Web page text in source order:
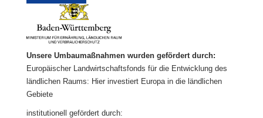
Unsere Umbaumaßnahmen wurden gefördert durch:
Europäischer Landwirtschaftsfonds für die Entwicklung des
ländlichen Raums: Hier investiert Europa in die ländlichen
Gebiete
institutionell gefördert durch: